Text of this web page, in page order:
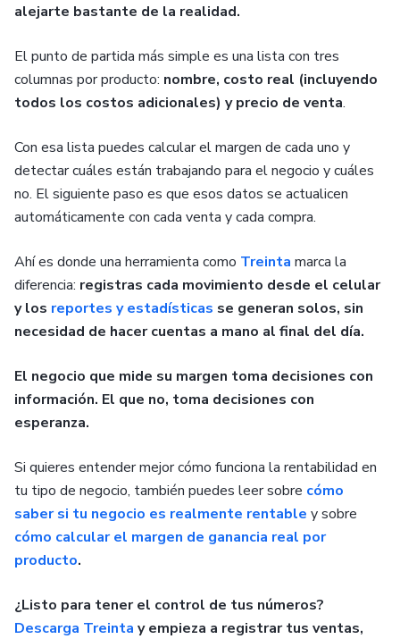
alejarte bastante de la realidad.
El punto de partida más simple es una lista con tres
columnas por producto: nombre, costo real (incluyendo
todos los costos adicionales) y precio de venta.
Con esa lista puedes calcular el margen de cada uno y
detectar cuáles están trabajando para el negocio y cuáles
no. El siguiente paso es que esos datos se actualicen
automáticamente con cada venta y cada compra.
Ahí es donde una herramienta como Treinta marca la
diferencia: registras cada movimiento desde el celular
y los reportes y estadísticas se generan solos, sin
necesidad de hacer cuentas a mano al final del día.
El negocio que mide su margen toma decisiones con
información. El que no, toma decisiones con
esperanza.
Si quieres entender mejor cómo funciona la rentabilidad en
tu tipo de negocio, también puedes leer sobre cómo
saber si tu negocio es realmente rentable y sobre
cómo calcular el margen de ganancia real por
producto.
¿Listo para tener el control de tus números?
Descarga Treinta y empieza a registrar tus ventas,